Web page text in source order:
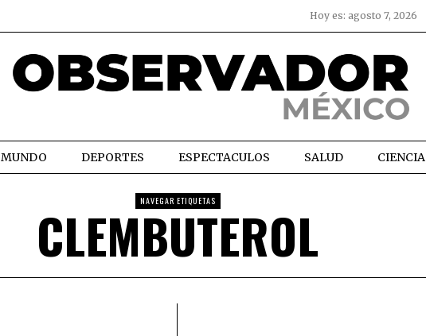
Hoy es: agosto 7, 2026
MUNDO DEPORTES ESPECTACULOS SALUD CIENCIA
NAVEGAR ETIQUETAS
CLEMBUTEROL